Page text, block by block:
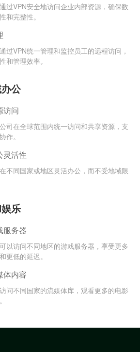
过VPN安全地访问企业内部资源，确保数
和完整性。
过VPN统一管理和监控员工的远程访问，
和管理效率。
公
访问
司在全球范围内统一访问和共享资源，支
作。
灵活性
不同国家或地区灵活办公，而不受地域限
乐
服务器
以访问不同地区的游戏服务器，享受更多
更低的延迟。
体内容
问不同国家的流媒体库，观看更多的电影